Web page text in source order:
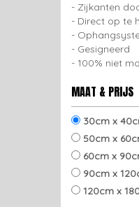
Zijkanten
Direct op te
Gesigneerd
100% niet
MAAT & PRIJS
30cm x
50cm x
60cm x
90cm x
120cm x